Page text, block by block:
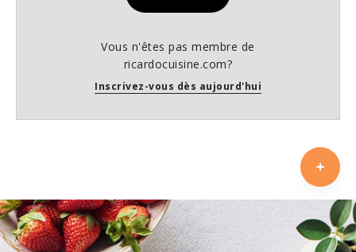
Vous n'êtes pas membre de
ricardocuisine.com?
Inscrivez-vous dès aujourd'hui